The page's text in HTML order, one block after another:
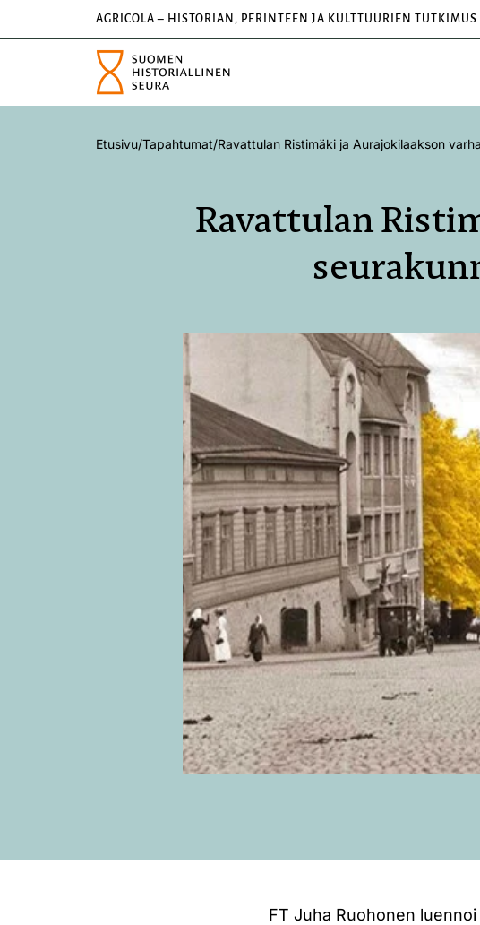
AGRICOLA – HISTORIAN, PERINTEEN JA KULTTUURIEN TUTKIMUS
Etusivu/Tapahtumat/Ravattulan Ristimäki ja Aurajokilaakson
Ravattulan
FT Juha Ruohonen